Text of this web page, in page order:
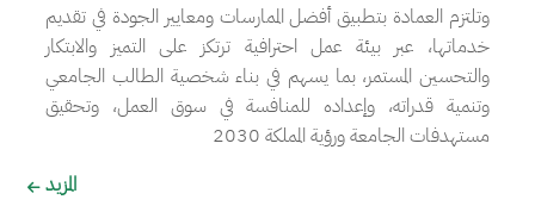
وتلتزم العمادة بتطبيق أفضل الممارسات ومعايير الجودة في تقديم
خدماتها، عبر بيئة عمل احترافية ترتكز على التميز والابتكار
والتحسين المستمر، بما يسهم في بناء شخصية الطالب الجامعي
وتنمية قدراته، وإعداده للمنافسة في سوق العمل، وتحقيق
مستهدفات الجامعة ورؤية المملكة 2030
المزيد